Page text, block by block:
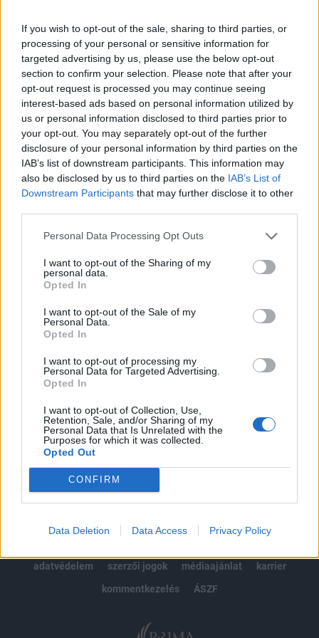
If you wish to opt-out of the sale, sharing to third parties, or
processing of your personal or sensitive information for
targeted advertising by us, please use the below opt-out
section to confirm your selection. Please note that after your
opt-out request is processed you may continue seeing
interest-based ads based on personal information utilized by
us or personal information disclosed to third parties prior to
your opt-out. You may separately opt-out of the further
disclosure of your personal information by third parties on the
IAB’s list of downstream participants. This information may
also be disclosed by us to third parties on the IAB’s List of
Downstream Participants that may further disclose it to other
Personal Data Processing Opt Outs
I want to opt-out of the Sharing of my
personal data.
Opted In
I want to opt-out of the Sale of my
Personal Data.
Opted In
I want to opt-out of processing my
Personal Data for Targeted Advertising.
Opted In
I want to opt-out of Collection, Use,
Retention, Sale, and/or Sharing of my
Personal Data that Is Unrelated with the
Purposes for which it was collected.
Opted Out
CONFIRM
Data Deletion Data Access Privacy Policy
Egy michigani mezőgazdasági dolgozó pozitív eredményt
produkált madárinfluenza-teszten, ami az Egyesült
Államokban a második ismert eset, amikor ember
fertőződött meg ezzel a vírussal. A madárinfluenza jelenleg
az amerikai szarvasmarhák körében terjed. A fertőzött
személy enyhe szemtünetekkel küzdött egy fertőzött tehén
érintkezése után, de már felépült - tájékoztatott...
KEDVES OLVASÓNK!
regisztrációhoz kötött.
Az előfizetés a következőket tartalmazza:
Portfolio.hu teljes cikkarchívum
kötéslistái
Előfizetés
MÁR ELŐFIZETŐNK VAGY?BEJELENTKEZÉS
adatvédelem
szerzői jogok médiaajánlat
karrier
kommentkezelés
ÁSZF